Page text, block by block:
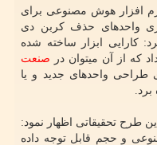
افزار هوش مصنوعی برای
واحدهای حذف کربن دی
کارایی ابزار ساخته شده
که از آن میتوان در صنعت
طراحی واحدهای جدید و یا
طرح تحقیقاتی اظهار نمود:
و حجم قابل توجه داده